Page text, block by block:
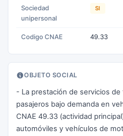
Sociedad
unipersonal
SI
Codigo CNAE 49.33
OBJETO SOCIAL
- La prestación de servicios
pasajeros bajo demanda en
CNAE 49.33 (actividad
automóviles y vehículos de